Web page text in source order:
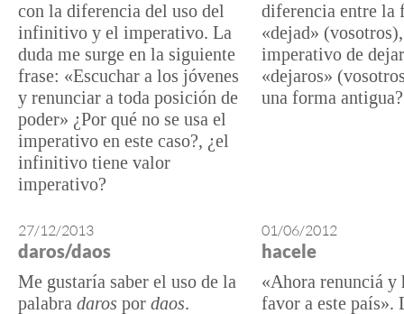
con la diferencia del uso del
infinitivo y el imperativo. La
duda me surge en la siguiente
frase: «Escuchar a los jóvenes
y renunciar a toda posición de
poder» ¿Por qué no se usa el
imperativo en este caso?, ¿el
infinitivo tiene valor
imperativo?
diferencia entre la
«dejad» (vosotros),
imperativo de
«dejaros»
una forma antigua?
27/12/2013
daros/daos
Me gustaría saber el uso de la
palabra daros por daos.
01/06/2012
hacele
«Ahora renunciá y
favor a este país».